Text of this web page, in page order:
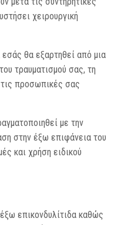
χειρουργική
θα εξαρτηθεί από μια
τραυματισμού σας, τη
τις προσωπικές σας
με την
στην έξω επιφάνεια του
και χρήση ειδικού
επικονδυλίτιδα καθώς